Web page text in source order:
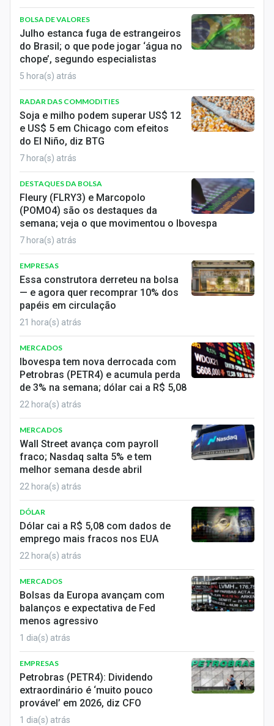
Empresas
Brasil
Colunas
Especiais
Internacional
Marketing
Tecnologia
Conteúdo de Marca
Sobre
Expediente
Contato
BOLSA DE VALORES
Julho estanca fuga de estrangeiros
do Brasil; o que pode jogar ‘água no
chope’, segundo especialistas
5 hora(s) atrás
RADAR DAS COMMODITIES
Soja e milho podem superar US$ 12
e US$ 5 em Chicago com efeitos
do El Niño, diz BTG
7 hora(s) atrás
DESTAQUES DA BOLSA
Fleury (FLRY3) e Marcopolo
(POMO4) são os destaques da
semana; veja o que movimentou o Ibovespa
7 hora(s) atrás
EMPRESAS
Essa construtora derreteu na bolsa
— e agora quer recomprar 10% dos
papéis em circulação
21 hora(s) atrás
MERCADOS
Ibovespa tem nova derrocada com
Petrobras (PETR4) e acumula perda
de 3% na semana; dólar cai a R$ 5,08
22 hora(s) atrás
MERCADOS
Wall Street avança com payroll
fraco; Nasdaq salta 5% e tem
melhor semana desde abril
22 hora(s) atrás
DÓLAR
Dólar cai a R$ 5,08 com dados de
emprego mais fracos nos EUA
22 hora(s) atrás
MERCADOS
Bolsas da Europa avançam com
balanços e expectativa de Fed
menos agressivo
1 dia(s) atrás
EMPRESAS
Petrobras (PETR4): Dividendo
extraordinário é ‘muito pouco
provável’ em 2026, diz CFO
1 dia(s) atrás